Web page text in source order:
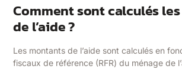
Comment sont calculés
de l’aide ?
Les montants de l’aide sont calculés en
fiscaux de référence (RFR) du ménage de